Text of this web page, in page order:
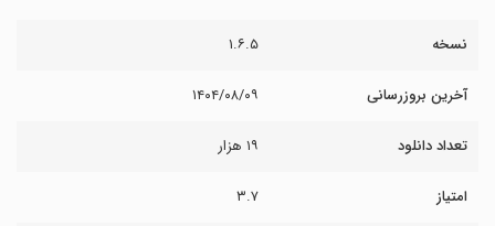
نسخه ۱.۶.۵
آخرین بروزرسانی ۱۴۰۴/۰۸/۰۹
تعداد دانلود ۱۹ هزار
امتیاز ۳.۷